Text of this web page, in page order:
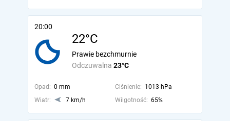
20:00
22°C
Odczuwalna 23°C
Prawie bezchmurnie
Opad: 0 mm Ciśnienie: 1013 hPa
Wiatr:
7 km/h Wilgotność: 65%